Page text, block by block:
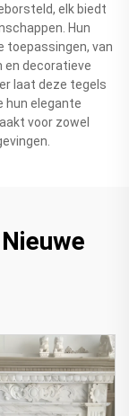
elk biedt
Hun
toepassingen, van
en decoratieve
laat deze tegels
hun elegante
voor zowel